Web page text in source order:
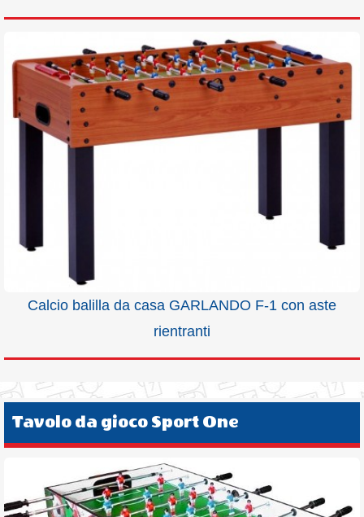
Calcio balilla da casa GARLANDO F-1 con aste
rientranti
Tavolo da gioco Sport One